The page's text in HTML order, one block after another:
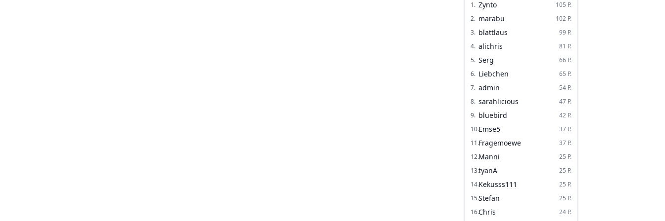
1. Zynto 105 P.
2. marabu 102 P.
3. blattlaus 99 P.
4. alichris 81 P.
5. Serg 66 P.
6. Liebchen 65 P.
7. admin 54 P.
8. sarahlicious 47 P.
9. bluebird 42 P.
10.Emse5 37 P.
11.Fragemoewe 37 P.
12.Manni 25 P.
13.tyanA 25 P.
14.Kekusss111 25 P.
15.Stefan 25 P.
16.Chris 24 P.